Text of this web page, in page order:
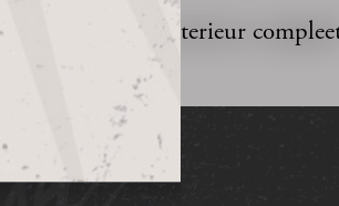
en maak je bier interieur